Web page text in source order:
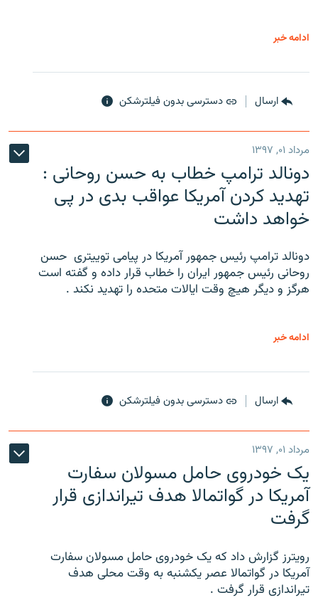
ادامه خبر
ارسال دسترسی بدون فیلترشکن
مرداد ۰۱, ۱۳۹۷
دونالد ترامپ خطاب به حسن روحانی :
تهدید کردن آمریکا عواقب بدی در پی
خواهد داشت
دونالد ترامپ رئیس جمهور آمریکا در پیامی توییتری ‌ حسن
روحانی رئیس جمهور ایران را خطاب قرار داده و گفته است
هرگز و دیگر هیچ وقت ایالات متحده را تهدید نکند .
ادامه خبر
ارسال دسترسی بدون فیلترشکن
مرداد ۰۱, ۱۳۹۷
یک خودروی حامل مسولان سفارت
آمریکا در گواتمالا هدف تیراندازی قرار
گرفت
رویترز گزارش داد که یک خودروی حامل مسولان سفارت
آمریکا در گواتمالا عصر یکشنبه به وقت محلی هدف
تیراندازی قرار گرفت .